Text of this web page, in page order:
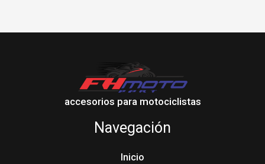
accesorios para motociclistas
Navegación
Inicio